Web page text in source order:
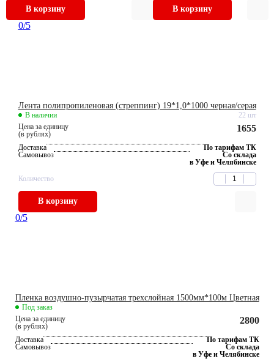
В корзину В корзину
0/5
Лента полипропиленовая (стреппинг) 19*1,0*1000 черная/серая
В наличии
22 шт
Цена за единицу
(в рублях)
1655
Доставка
По тарифам ТК
Самовывоз
Со склада
в Уфе и Челябинске
Количество
В корзину
0/5
Пленка воздушно-пузырчатая трехслойная 1500мм*100м Цветная
Под заказ
Цена за единицу
(в рублях)
2800
Доставка
По тарифам ТК
Самовывоз
Со склада
в Уфе и Челябинске